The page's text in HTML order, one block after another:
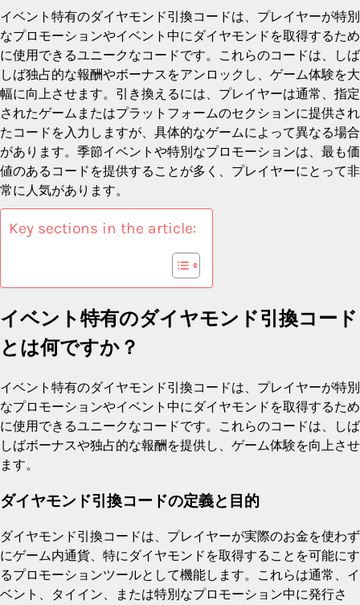
イベント特有のダイヤモンド引換コードは、プレイヤーが特別
なプロモーションやイベント中にダイヤモンドを取得するため
に使用できるユニークなコードです。これらのコードは、しば
しば独占的な報酬やボーナスをアンロックし、ゲーム体験を大
幅に向上させます。引き換えるには、プレイヤーは通常、指定
されたゲームまたはプラットフォームのセクションに提供され
たコードを入力しますが、具体的なゲームによって異なる場合
があります。季節イベントや特別なプロモーションは、最も価
値のあるコードを提供することが多く、プレイヤーにとって非
常に人気があります。
Key sections in the article:
イベント特有のダイヤモンド引換コード
とは何ですか？
イベント特有のダイヤモンド引換コードは、プレイヤーが特別
なプロモーションやイベント中にダイヤモンドを取得するため
に使用できるユニークなコードです。これらのコードは、しば
しばボーナスや独占的な報酬を提供し、ゲーム体験を向上させ
ます。
ダイヤモンド引換コードの定義と目的
ダイヤモンド引換コードは、プレイヤーが実際のお金を使わず
にゲーム内通貨、特にダイヤモンドを取得することを可能にす
るプロモーションツールとして機能します。これらは通常、イ
ベント、タイイン、または特別なプロモーション中に発行さ